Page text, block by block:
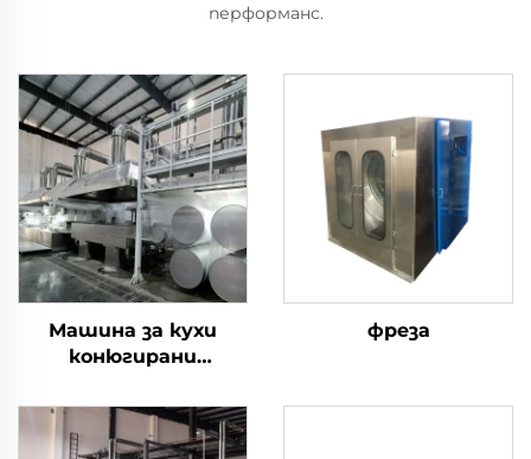
перформанс.
Машина за кухи
конюгирани
полиестерни
щапелни влакна
фреза